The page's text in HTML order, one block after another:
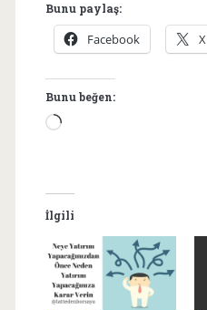
Bunu paylaş:
Facebook X
Bunu beğen:
Yükleniyor...
İlgili